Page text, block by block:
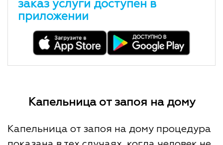
заказ услуги доступен в
приложении
Капельница от запоя на дому
Капельница от запоя на дому процедура